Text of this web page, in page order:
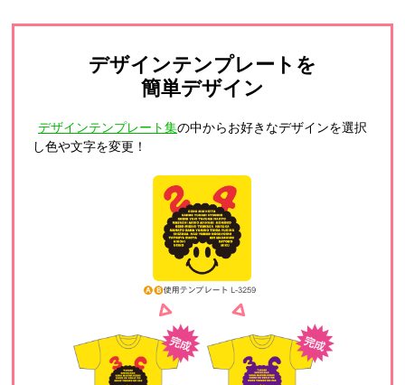
デザインテンプレートを
簡単デザイン
デザインテンプレート集の中からお好きなデザインを選択
し色や文字を変更！